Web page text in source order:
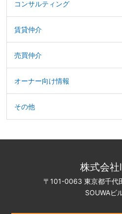
コンサルティング
賃貸仲介
売買仲介
オーナー向け情報
その他
株式会
〒101-0063 東京都千代
SOUWAビ